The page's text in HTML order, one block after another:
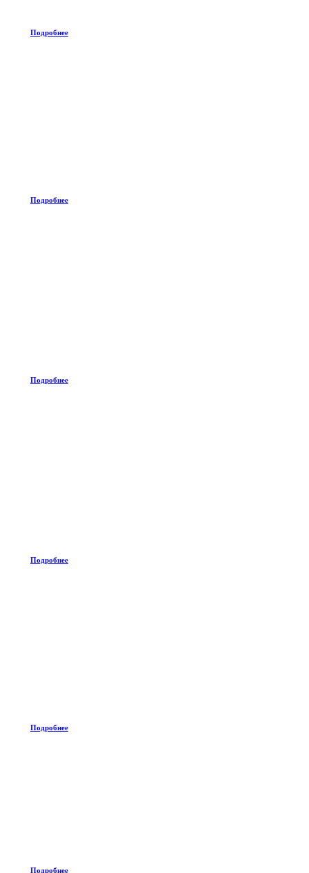
Подробнее
Подробнее
Подробнее
Подробнее
Подробнее
Подробнее